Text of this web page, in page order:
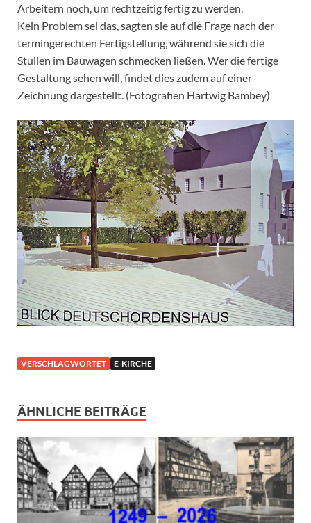
Arbeitern noch, um rechtzeitig fertig zu werden.
Kein Problem sei das, sagten sie auf die Frage nach der
termingerechten Fertigstellung, während sie sich die
Stullen im Bauwagen schmecken ließen. Wer die fertige
Gestaltung sehen will, findet dies zudem auf einer
Zeichnung dargestellt. (Fotografien Hartwig Bambey)
VERSCHLAGWORTET E-KIRCHE
ÄHNLICHE BEITRÄGE